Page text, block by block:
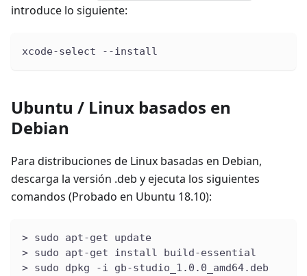
introduce lo siguiente:
xcode-select --install
Ubuntu / Linux basados en
Debian
Para distribuciones de Linux basadas en Debian,
descarga la versión .deb y ejecuta los siguientes
comandos (Probado en Ubuntu 18.10):
> sudo apt-get update
> sudo apt-get install build-essential
> sudo dpkg -i gb-studio_1.0.0_amd64.deb